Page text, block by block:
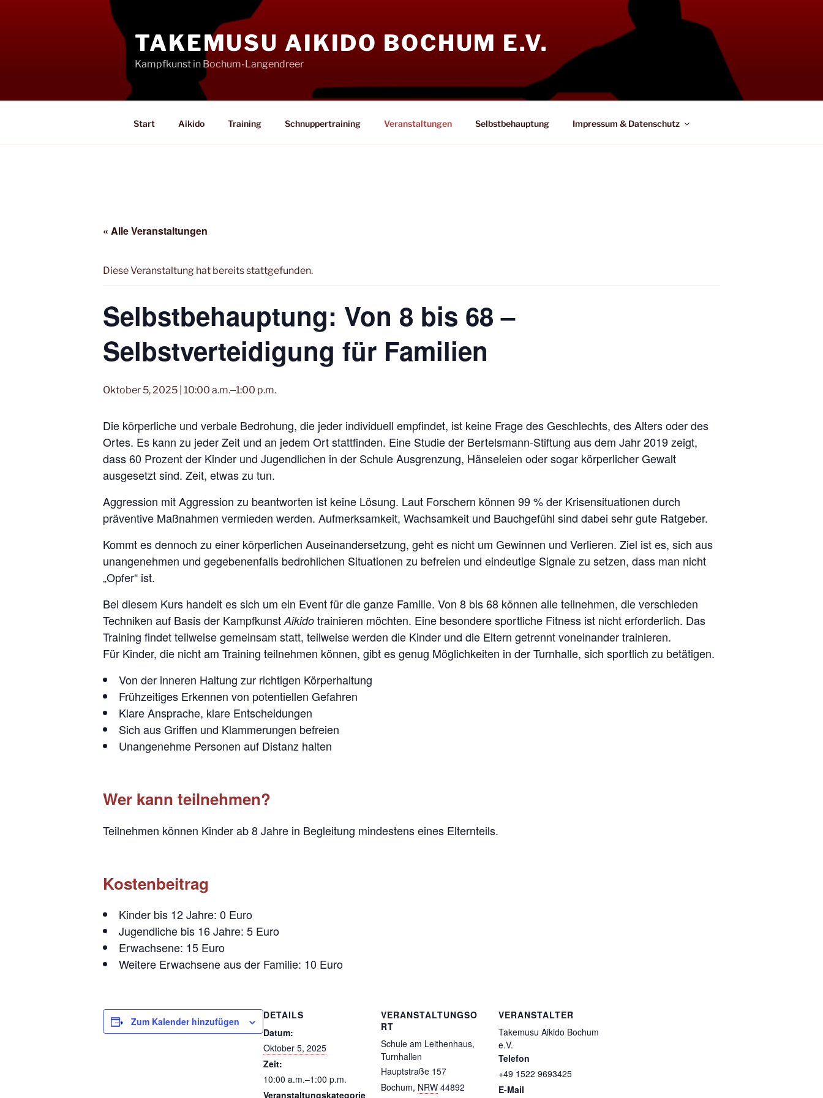
TAKEMUSU AIKIDO BOCHUM E.V.
Kampfkunst in Bochum-Langendreer
Start Aikido Training Schnuppertraining Veranstaltungen Selbstbehauptung Impressum & Datenschutz
« Alle Veranstaltungen
Diese Veranstaltung hat bereits stattgefunden.
Selbstbehauptung: Von 8 bis 68 –
Selbstverteidigung für Familien
Oktober 5, 2025 | 10:00 a.m.‒1:00 p.m.
Die körperliche und verbale Bedrohung, die jeder individuell empfindet, ist keine Frage des Geschlechts, des Alters oder des
Ortes. Es kann zu jeder Zeit und an jedem Ort stattfinden. Eine Studie der Bertelsmann-Stiftung aus dem Jahr 2019 zeigt,
dass 60 Prozent der Kinder und Jugendlichen in der Schule Ausgrenzung, Hänseleien oder sogar körperlicher Gewalt
ausgesetzt sind. Zeit, etwas zu tun.
Aggression mit Aggression zu beantworten ist keine Lösung. Laut Forschern können 99 % der Krisensituationen durch
präventive Maßnahmen vermieden werden. Aufmerksamkeit, Wachsamkeit und Bauchgefühl sind dabei sehr gute Ratgeber.
Kommt es dennoch zu einer körperlichen Auseinandersetzung, geht es nicht um Gewinnen und Verlieren. Ziel ist es, sich aus
unangenehmen und gegebenenfalls bedrohlichen Situationen zu befreien und eindeutige Signale zu setzen, dass man nicht
„Opfer“ ist.
Bei diesem Kurs handelt es sich um ein Event für die ganze Familie. Von 8 bis 68 können alle teilnehmen, die verschieden
Techniken auf Basis der Kampfkunst Aikido trainieren möchten. Eine besondere sportliche Fitness ist nicht erforderlich. Das
Training findet teilweise gemeinsam statt, teilweise werden die Kinder und die Eltern getrennt voneinander trainieren.
Für Kinder, die nicht am Training teilnehmen können, gibt es genug Möglichkeiten in der Turnhalle, sich sportlich zu betätigen.
Von der inneren Haltung zur richtigen Körperhaltung
Frühzeitiges Erkennen von potentiellen Gefahren
Klare Ansprache, klare Entscheidungen
Sich aus Griffen und Klammerungen befreien
Unangenehme Personen auf Distanz halten
Wer kann teilnehmen?
Teilnehmen können Kinder ab 8 Jahre in Begleitung mindestens eines Elternteils.
Kostenbeitrag
Kinder bis 12 Jahre: 0 Euro
Jugendliche bis 16 Jahre: 5 Euro
Erwachsene: 15 Euro
Weitere Erwachsene aus der Familie: 10 Euro
Zum Kalender hinzufügen
DETAILS
Datum:
Oktober 5, 2025
Zeit:
10:00 a.m.‒1:00 p.m.
Veranstaltungskategorie
VERANSTALTUNGSO
RT
Schule am Leithenhaus,
Turnhallen
Hauptstraße 157
Bochum, NRW 44892
VERANSTALTER
Takemusu Aikido Bochum
e.V.
Telefon
+49 1522 9693425
E-Mail